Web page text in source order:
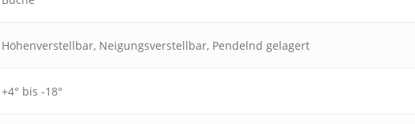
Höhenverstellbar, Neigungsverstellbar, Pendelnd gelagert
+4° bis -18°